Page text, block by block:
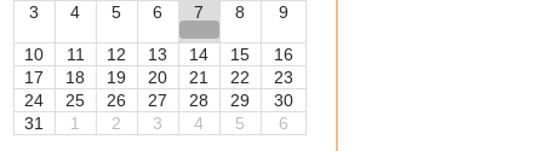
3 4 5 6 7 8 9
10 11 12 13 14 15
16
17
18 19 20 21 22
23
24
25 26 27 28 29
30
31
1 2 3 4 5 6